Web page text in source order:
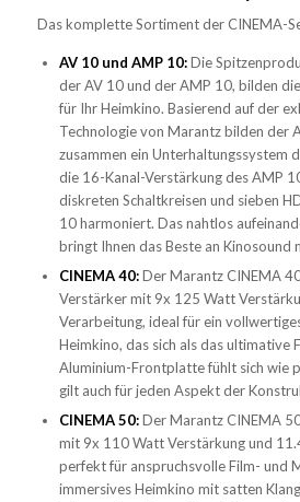
Das komplette Sortiment der CINEMA-
AV 10 und AMP 10:Die
der AV 10 und der AMP 10, bilden
für Ihr Heimkino. Basierend auf der
Technologie von Marantz bilden der
zusammen ein Unterhaltungssystem
die 16-Kanal-Verstärkung des AMP
diskreten Schaltkreisen und sieben
10 harmoniert. Das nahtlos
bringt Ihnen das Beste an Kinosound
CINEMA 40:Der Marantz CINEMA
Verstärker mit 9x 125 Watt
Verarbeitung, ideal für ein
Heimkino, das sich als das ultimative
Aluminium-Frontplatte fühlt sich wie
gilt auch für jeden Aspekt der
CINEMA 50:Der Marantz CINEMA
mit 9x 110 Watt Verstärkung und
perfekt für anspruchsvolle Film- und
immersives Heimkino mit satten